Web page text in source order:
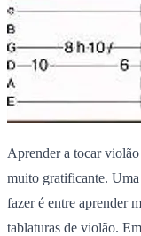
Aprender a tocar
muito gratificante. Uma
fazer é entre aprender
tablaturas de violão.